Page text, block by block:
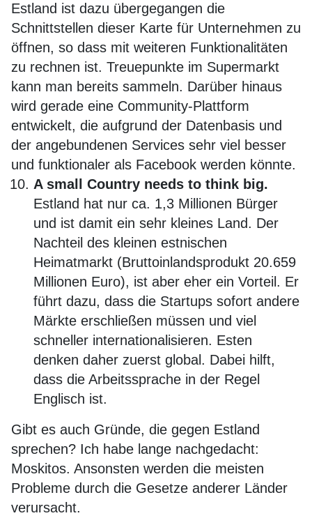
Estland ist dazu übergegangen die
Schnittstellen dieser Karte für Unternehmen zu
öffnen, so dass mit weiteren Funktionalitäten
zu rechnen ist. Treuepunkte im Supermarkt
kann man bereits sammeln. Darüber hinaus
wird gerade eine Community-Plattform
entwickelt, die aufgrund der Datenbasis und
der angebundenen Services sehr viel besser
und funktionaler als Facebook werden könnte.
A small Country needs to think big.
Estland hat nur ca. 1,3 Millionen Bürger
und ist damit ein sehr kleines Land. Der
Nachteil des kleinen estnischen
Heimatmarkt (Bruttoinlandsprodukt 20.659
Millionen Euro), ist aber eher ein Vorteil. Er
führt dazu, dass die Startups sofort andere
Märkte erschließen müssen und viel
schneller internationalisieren. Esten
denken daher zuerst global. Dabei hilft,
dass die Arbeitssprache in der Regel
Englisch ist.
Gibt es auch Gründe, die gegen Estland
sprechen? Ich habe lange nachgedacht:
Moskitos. Ansonsten werden die meisten
Probleme durch die Gesetze anderer Länder
verursacht.